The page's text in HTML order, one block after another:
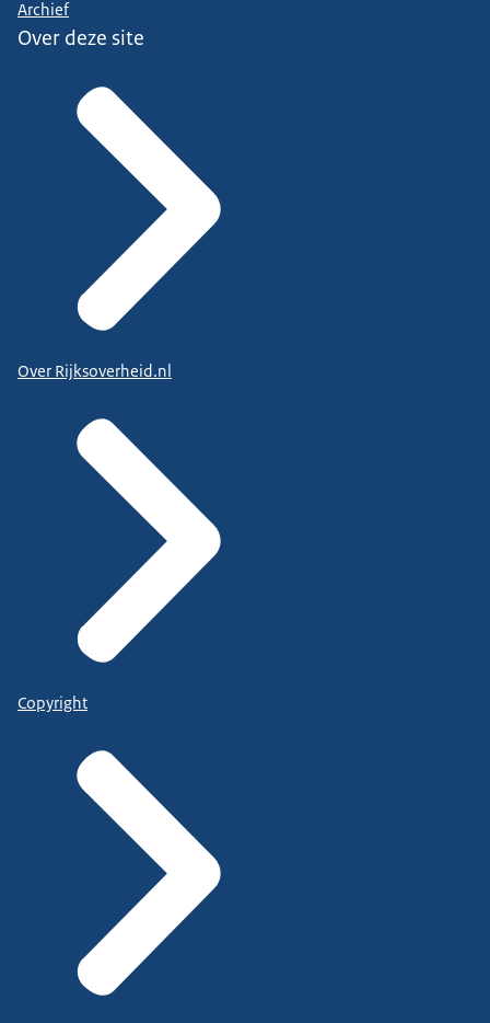
Archief
Over deze site
Over Rijksoverheid.nl
Copyright